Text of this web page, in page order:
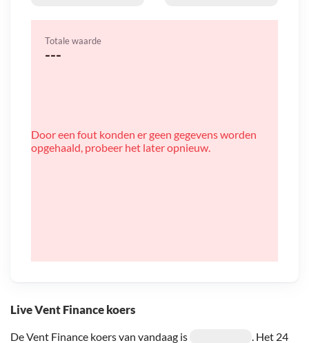
Live Vent Finance koers
De Vent Finance koers van vandaag is
. Het 24
Totale waarde
---
Door een fout konden er geen gegevens worden
opgehaald, probeer het later opnieuw.